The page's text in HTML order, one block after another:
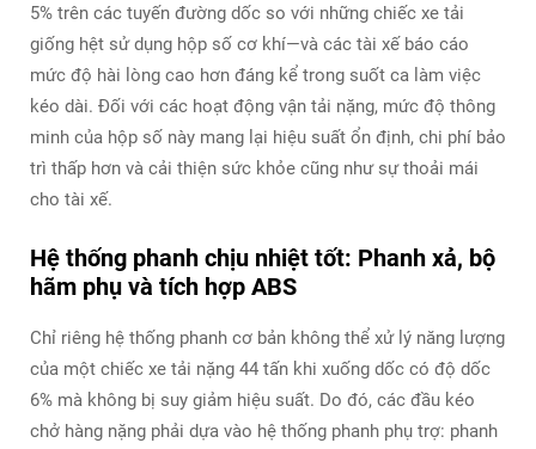
5% trên các tuyến đường dốc so với những chiếc xe tải
giống hệt sử dụng hộp số cơ khí—và các tài xế báo cáo
mức độ hài lòng cao hơn đáng kể trong suốt ca làm việc
kéo dài. Đối với các hoạt động vận tải nặng, mức độ thông
minh của hộp số này mang lại hiệu suất ổn định, chi phí bảo
trì thấp hơn và cải thiện sức khỏe cũng như sự thoải mái
cho tài xế.
Hệ thống phanh chịu nhiệt tốt: Phanh xả, bộ
hãm phụ và tích hợp ABS
Chỉ riêng hệ thống phanh cơ bản không thể xử lý năng lượng
của một chiếc xe tải nặng 44 tấn khi xuống dốc có độ dốc
6% mà không bị suy giảm hiệu suất. Do đó, các đầu kéo
chở hàng nặng phải dựa vào hệ thống phanh phụ trợ: phanh